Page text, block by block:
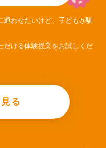
通わせたいけど、子どもが馴
だける体験授業をお試しくだ
る